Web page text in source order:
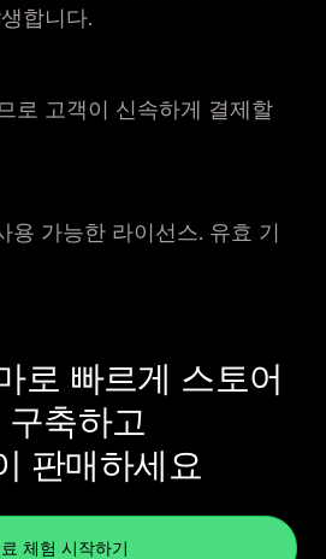
합니다.
로 고객이 신속하게 결제할
용 가능한 라이선스. 유효 기
로 빠르게 스토어
구축하고
판매하세요
체험 시작하기